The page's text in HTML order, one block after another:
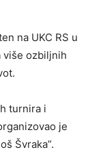
na UKC RS u
više ozbiljnih
turnira i
je
Švraka”.